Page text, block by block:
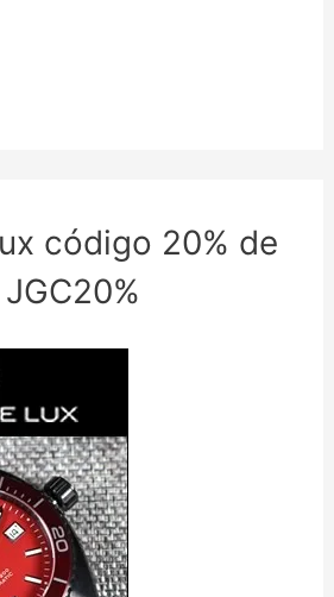
código 20% de